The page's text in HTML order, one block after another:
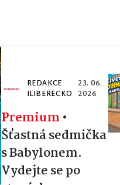
REDAKCE
ILIBERECKO
23. 06.
2026
Premium •
Šťastná sedmička
s Babylonem.
Vydejte se po